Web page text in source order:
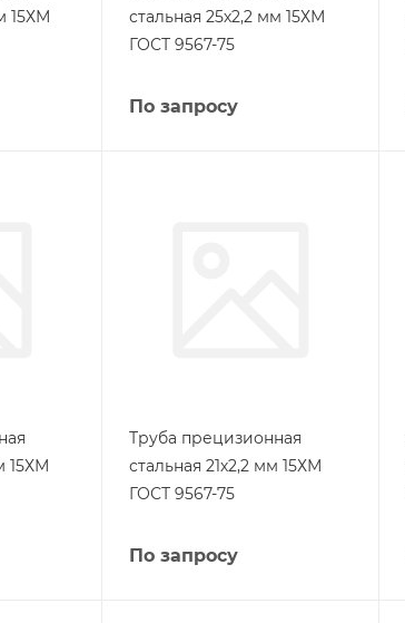
15ХМ
стальная 25х2,2 мм 15ХМ
ГОСТ 9567-75
По запросу
15ХМ
Труба прецизионная
стальная 21х2,2 мм 15ХМ
ГОСТ 9567-75
По запросу